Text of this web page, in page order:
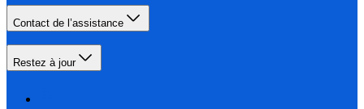
Contact de l’assistance
Restez à jour